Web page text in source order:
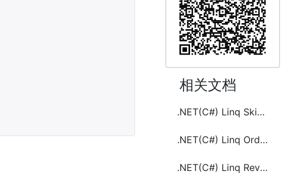
相关文档
.NET(C#) Linq Skip和SkipWhile的使用
.NET(C#) Linq OrderBy和OrderByDescending的使用
.NET(C#) Linq Reverse和Distinct的使用